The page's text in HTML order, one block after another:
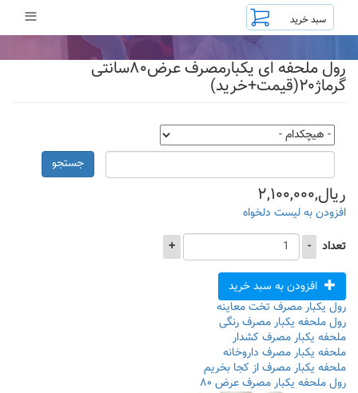
محتوای
≡
رول ملحفه ای یکبارمصرف عرض۸۰سانتی
گرماژ۲۰(قیمت+خرید)
جستجو
ریال,۲,۱۰۰,۰۰۰
افزودن به لیست دلخواه
تعداد
-
+
افزودن به سبد خرید
رول یکبار مصرف تخت معاینه
رول ملحفه یکبار مصرف رنگی
ملحفه یکبار مصرف کشدار
ملحفه یکبار مصرف داروخانه
ملحفه یکبار مصرف از کجا بخریم
رول ملحفه یکبار مصرف عرض ۸۰